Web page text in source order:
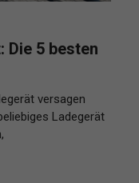
Die 5 besten
versagen
Ladegerät